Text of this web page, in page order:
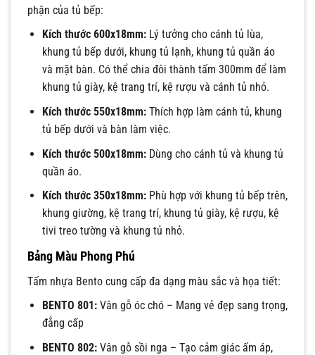
phận của tủ bếp:
Kích thước 600x18mm:Lý tưởng cho cánh tủ lùa,
khung tủ bếp dưới, khung tủ lạnh, khung tủ quần áo
và mặt bàn. Có thể chia đôi thành tấm 300mm để làm
khung tủ giày, kệ trang trí, kệ rượu và cánh tủ nhỏ.
Kích thước 550x18mm:Thích hợp làm cánh tủ, khung
tủ bếp dưới và bàn làm việc.
Kích thước 500x18mm:Dùng cho cánh tủ và khung tủ
quần áo.
Kích thước 350x18mm:Phù hợp với khung tủ bếp trên,
khung giường, kệ trang trí, khung tủ giày, kệ rượu, kệ
tivi treo tường và khung tủ nhỏ.
Bảng Màu Phong Phú
Tấm nhựa Bento cung cấp đa dạng màu sắc và họa tiết:
BENTO 801:Vân gỗ óc chó – Mang vẻ đẹp sang trọng,
đẳng cấp
BENTO 802:Vân gỗ sồi nga – Tạo cảm giác ấm áp,